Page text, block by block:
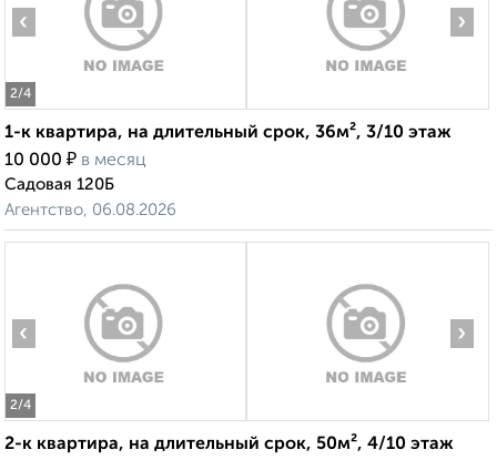
2/4
‹ ›
1-к квартира, на длительный срок, 36м², 3/10 этаж
10 000 ₽ в месяц
Садовая 120Б
Агентство, 06.08.2026
2/4
‹ ›
2-к квартира, на длительный срок, 50м², 4/10 этаж